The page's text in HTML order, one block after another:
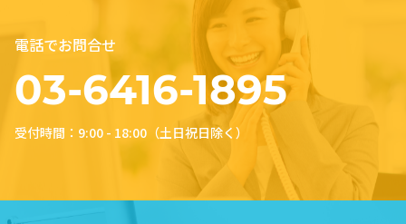
電話でお問合せ
03-6416-1895
受付時間：9:00 - 18:00（土日祝日除く）